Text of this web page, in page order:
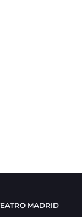
MADRID